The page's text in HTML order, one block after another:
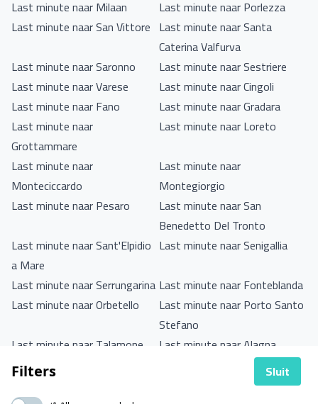
Filters Sluit
Last minute naar Milaan
Last minute naar Porlezza
Last minute naar San Vittore Last minute naar Santa
Caterina Valfurva
Last minute naar Saronno
Last minute naar Sestriere
Last minute naar Varese
Last minute naar Cingoli
Last minute naar Fano
Last minute naar Gradara
Last minute naar
Grottammare
Last minute naar Loreto
Last minute naar
Monteciccardo
Last minute naar
Montegiorgio
Last minute naar Pesaro
Last minute naar San
Benedetto Del Tronto
Last minute naar Sant'Elpidio
a Mare
Last minute naar Senigallia
Last minute naar Serrungarina Last minute naar Fonteblanda
Last minute naar Orbetello
Last minute naar Porto Santo
Stefano
Last minute naar Talamone
Last minute naar Alagna
Last minute naar Arona